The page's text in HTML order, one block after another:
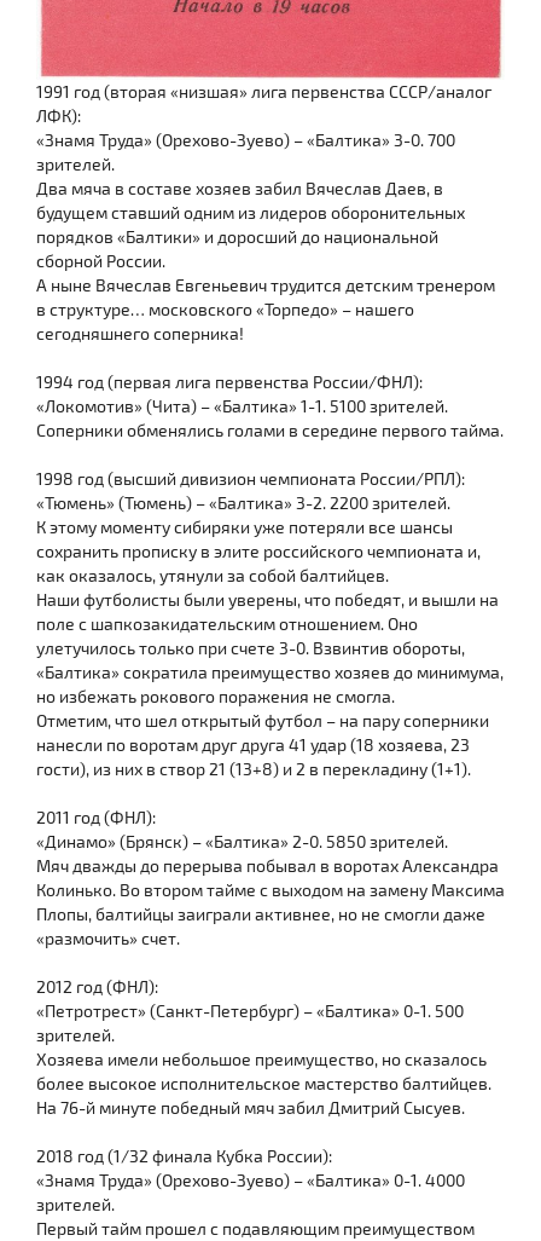
1991 год (вторая «низшая» лига первенства СССР/аналог
ЛФК):
«Знамя Труда» (Орехово-Зуево) – «Балтика» 3-0. 700
зрителей.
Два мяча в составе хозяев забил Вячеслав Даев, в
будущем ставший одним из лидеров оборонительных
порядков «Балтики» и доросший до национальной
сборной России.
А ныне Вячеслав Евгеньевич трудится детским тренером
в структуре… московского «Торпедо» – нашего
сегодняшнего соперника!
1994 год (первая лига первенства России/ФНЛ):
«Локомотив» (Чита) – «Балтика» 1-1. 5100 зрителей.
Соперники обменялись голами в середине первого тайма.
1998 год (высший дивизион чемпионата России/РПЛ):
«Тюмень» (Тюмень) – «Балтика» 3-2. 2200 зрителей.
К этому моменту сибиряки уже потеряли все шансы
сохранить прописку в элите российского чемпионата и,
как оказалось, утянули за собой балтийцев.
Наши футболисты были уверены, что победят, и вышли на
поле с шапкозакидательским отношением. Оно
улетучилось только при счете 3-0. Взвинтив обороты,
«Балтика» сократила преимущество хозяев до минимума,
но избежать рокового поражения не смогла.
Отметим, что шел открытый футбол – на пару соперники
нанесли по воротам друг друга 41 удар (18 хозяева, 23
гости), из них в створ 21 (13+8) и 2 в перекладину (1+1).
2011 год (ФНЛ):
«Динамо» (Брянск) – «Балтика» 2-0. 5850 зрителей.
Мяч дважды до перерыва побывал в воротах Александра
Колинько. Во втором тайме с выходом на замену Максима
Плопы, балтийцы заиграли активнее, но не смогли даже
«размочить» счет.
2012 год (ФНЛ):
«Петротрест» (Санкт-Петербург) – «Балтика» 0-1. 500
зрителей.
Хозяева имели небольшое преимущество, но сказалось
более высокое исполнительское мастерство балтийцев.
На 76-й минуте победный мяч забил Дмитрий Сысуев.
2018 год (1/32 финала Кубка России):
«Знамя Труда» (Орехово-Зуево) – «Балтика» 0-1. 4000
зрителей.
Первый тайм прошел с подавляющим преимуществом